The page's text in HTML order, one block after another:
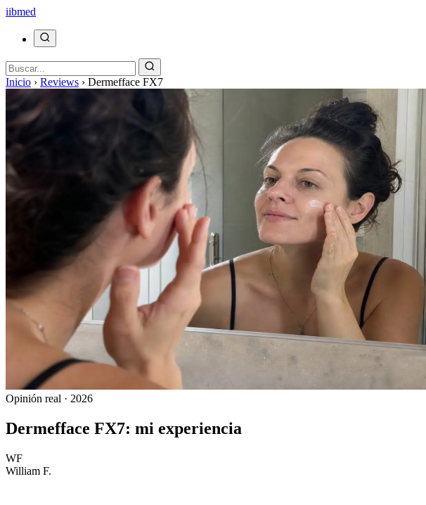
iibmed
Inicio › Reviews › Dermefface FX7
Opinión real · 2026
Dermefface FX7: mi experiencia
WF
William F.